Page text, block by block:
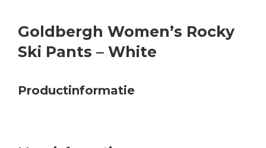
Goldbergh Women’s Rocky
Ski Pants – White
Productinformatie